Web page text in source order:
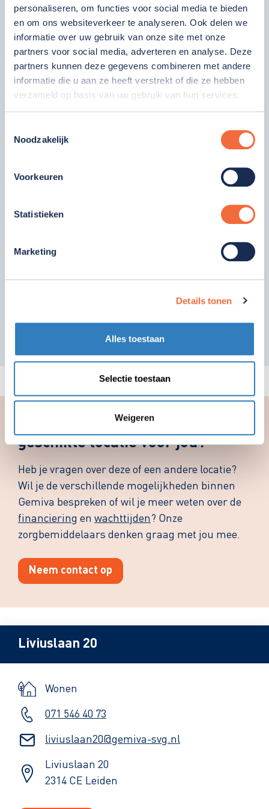
personaliseren, om functies voor social media te bieden
en om ons websiteverkeer te analyseren. Ook delen we
informatie over uw gebruik van onze site met onze
partners voor social media, adverteren en analyse. Deze
partners kunnen deze gegevens combineren met andere
informatie die u aan ze heeft verstrekt of die ze hebben
verzameld op basis van uw gebruik van hun services.
Noodzakelijk
Voorkeuren
Statistieken
Marketing
Details tonen
Alles toestaan
Selectie toestaan
Weigeren
met sanitair.
De rustige en groene wijk Roomburg biedt een
fijne woonomgeving, met goede bereikbaarheid
en veel faciliteiten in de buurt.
Leaflet| ©
Hulp nodig bij het vinden van een
geschikte locatie voor jou?
Heb je vragen over deze of een andere locatie?
Wil je de verschillende mogelijkheden binnen
Gemiva bespreken of wil je meer weten over de
financiering en wachttijden ? Onze
zorgbemiddelaars denken graag met jou mee.
Neem contact op
Liviuslaan 20
Wonen
071 546 40 73
liviuslaan20@gemiva-svg.nl
Liviuslaan 20
2314 CE Leiden